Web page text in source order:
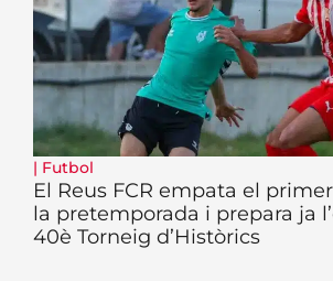
| Futbol
El Reus FCR empata el
la pretemporada i prepara ja
40è Torneig d’Històrics